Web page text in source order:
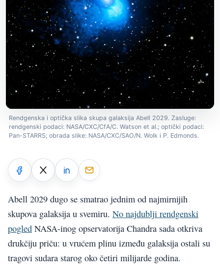
Rendgenska i optička slika skupa galaksija Abell 2029. Zasluge:
rendgenski podaci: NASA/CXC/CfA/C. Watson et al.; optički podaci:
Pan-STARRS; obrada slike: NASA/CXC/SAO/N. Wolk i P. Edmonds.
Abell 2029 dugo se smatrao jednim od najmirnijih
skupova galaksija u svemiru. No najdublji rendgenski
pogled NASA-inog opservatorija Chandra sada otkriva
drukčiju priču: u vrućem plinu između galaksija ostali su
tragovi sudara starog oko četiri milijarde godina.